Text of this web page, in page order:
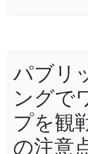
パブリ
ングで
プを観
の注意